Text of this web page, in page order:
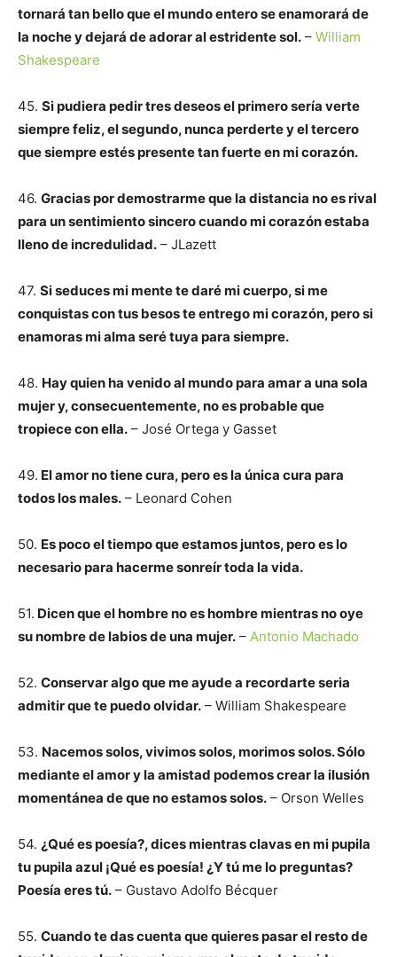
tornará tan bello que el mundo entero se enamorará de
la noche y dejará de adorar al estridente sol. – William
Shakespeare
45. Si pudiera pedir tres deseos el primero sería verte
siempre feliz, el segundo, nunca perderte y el tercero
que siempre estés presente tan fuerte en mi corazón.
46. Gracias por demostrarme que la distancia no es rival
para un sentimiento sincero cuando mi corazón estaba
lleno de incredulidad. – JLazett
47. Si seduces mi mente te daré mi cuerpo, si me
conquistas con tus besos te entrego mi corazón, pero si
enamoras mi alma seré tuya para siempre.
48. Hay quien ha venido al mundo para amar a una sola
mujer y, consecuentemente, no es probable que
tropiece con ella. – José Ortega y Gasset
49. El amor no tiene cura, pero es la única cura para
todos los males. – Leonard Cohen
50. Es poco el tiempo que estamos juntos, pero es lo
necesario para hacerme sonreír toda la vida.
51. Dicen que el hombre no es hombre mientras no oye
su nombre de labios de una mujer. – Antonio Machado
52. Conservar algo que me ayude a recordarte seria
admitir que te puedo olvidar. – William Shakespeare
53. Nacemos solos, vivimos solos, morimos solos. Sólo
mediante el amor y la amistad podemos crear la ilusión
momentánea de que no estamos solos. – Orson Welles
54. ¿Qué es poesía?, dices mientras clavas en mi pupila
tu pupila azul ¡Qué es poesía! ¿Y tú me lo preguntas?
Poesía eres tú. – Gustavo Adolfo Bécquer
55. Cuando te das cuenta que quieres pasar el resto de